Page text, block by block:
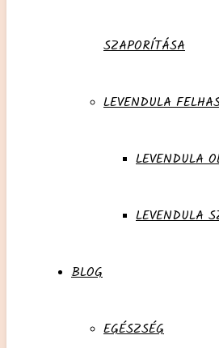
SZAPORÍTÁSA
LEVENDULA
LEVENDULA
LEVENDULA
BLOG
EGÉSZSÉG